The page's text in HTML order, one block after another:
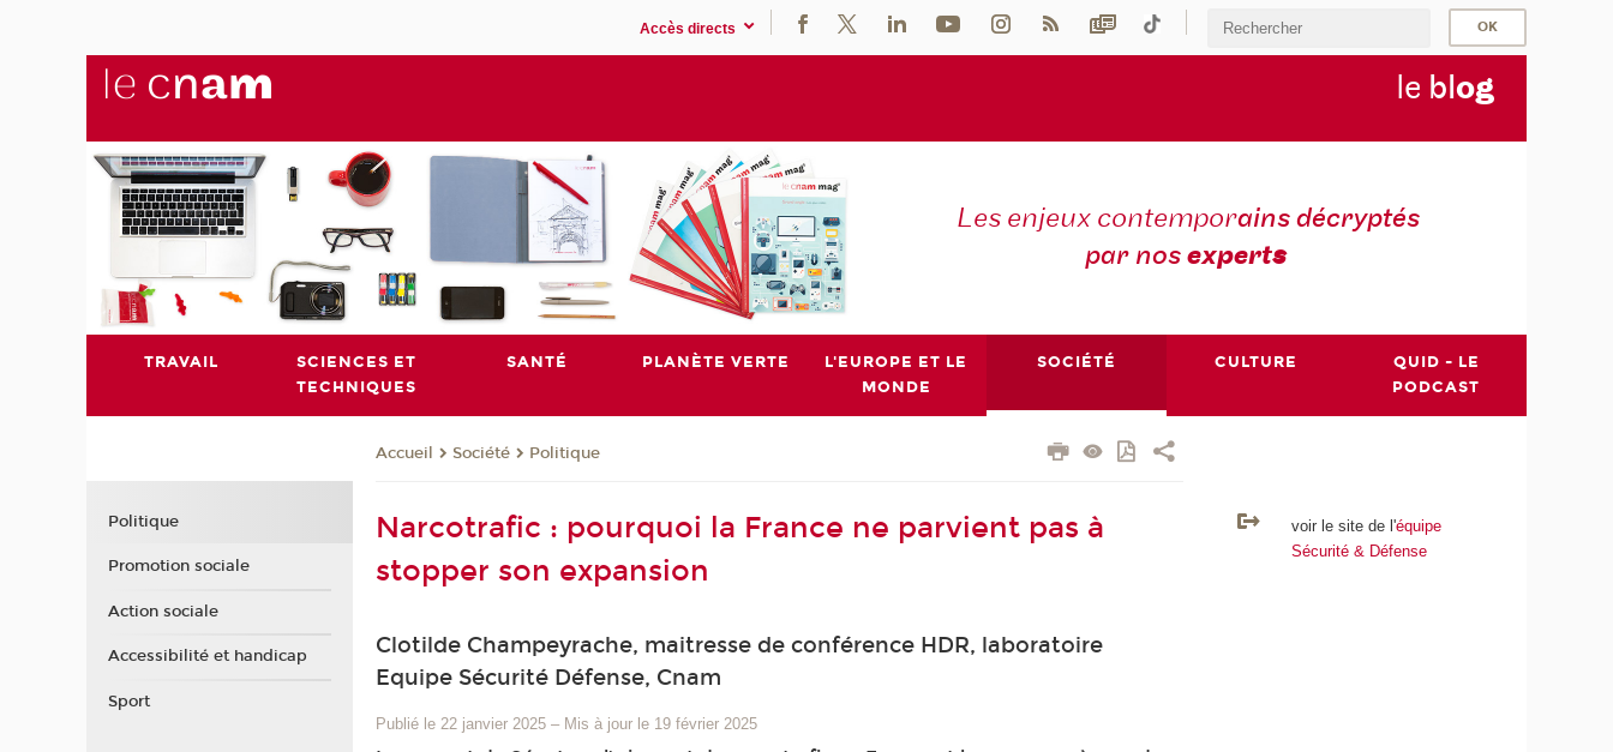
Accès directs
le blog
Les enjeux contemporains décryptés
par nosexperts
TRAVAIL
SCIENCES ET
TECHNIQUES
SANTÉ PLANÈTE VERTE
L'EUROPE ET LE
MONDE
SOCIÉTÉ CULTURE
QUID - LE
PODCAST
Accueil Société Politique
Narcotrafic : pourquoi la France ne parvient pas à
stopper son expansion
Clotilde Champeyrache, maitresse de conférence HDR, laboratoire
Equipe Sécurité Défense, Cnam
Publié le 22 janvier 2025 – Mis à jour le 19 février 2025
voir le site de l'équipe
Sécurité & Défense
Politique
Promotion sociale
Action sociale
Accessibilité et handicap
Sport